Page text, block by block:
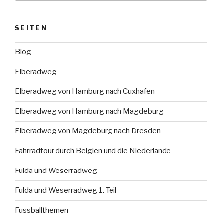
SEITEN
Blog
Elberadweg
Elberadweg von Hamburg nach Cuxhafen
Elberadweg von Hamburg nach Magdeburg
Elberadweg von Magdeburg nach Dresden
Fahrradtour durch Belgien und die Niederlande
Fulda und Weserradweg
Fulda und Weserradweg 1. Teil
Fussballthemen